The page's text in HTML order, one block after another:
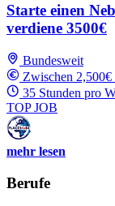
Starte einen
verdiene 3500€
Bundesweit
Zwischen
35 Stunden pro
TOP JOB
mehr lesen
Berufe